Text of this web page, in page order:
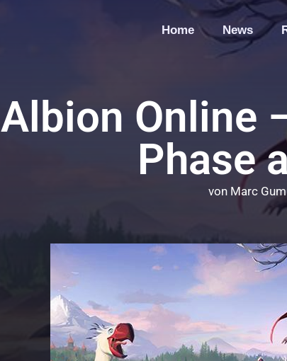
Home News
Albion Online
Phase
von Marc